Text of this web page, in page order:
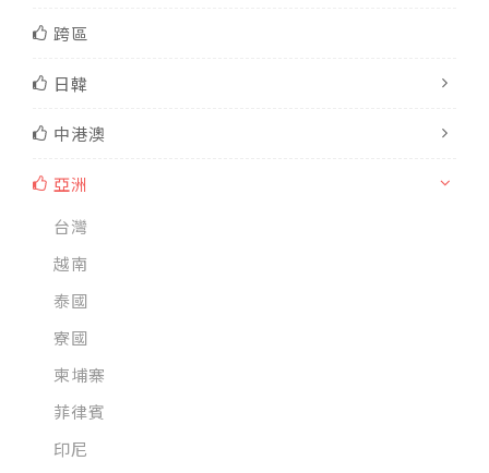
跨區
日韓
中港澳
亞洲
台灣
越南
泰國
寮國
柬埔寨
菲律賓
印尼